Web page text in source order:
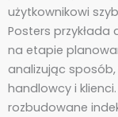
użytkownikowi
Posters
na etapie
analizując
handlowcy i
rozbudowane